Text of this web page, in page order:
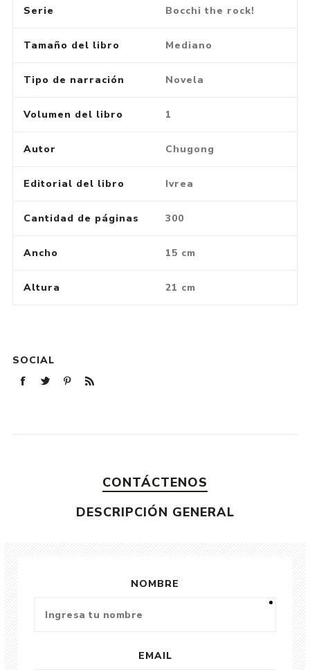
Serie Bocchi the rock!
Tamaño del libro Mediano
Tipo de narración Novela
Volumen del libro 1
Autor Chugong
Editorial del libro Ivrea
Cantidad de páginas 300
Ancho 15 cm
Altura 21 cm
SOCIAL
CONTÁCTENOS
DESCRIPCIÓN GENERAL
NOMBRE
EMAIL